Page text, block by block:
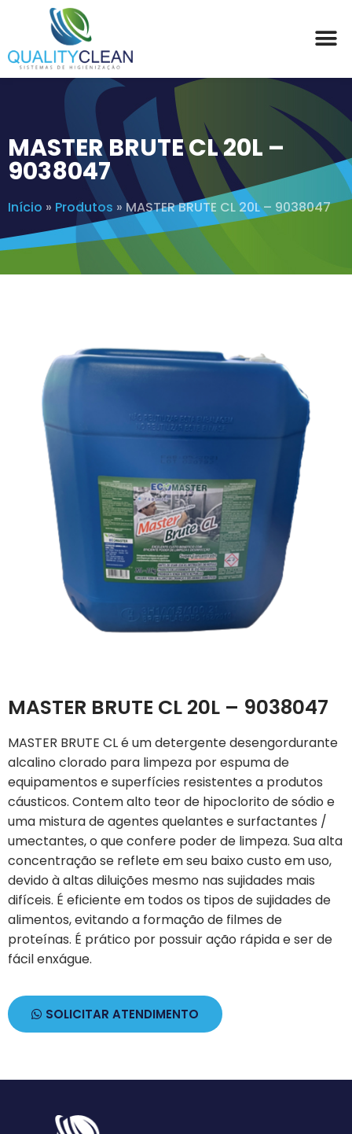
MASTER BRUTE CL 20L –
9038047
Início » Produtos » MASTER BRUTE CL 20L – 9038047
MASTER BRUTE CL 20L – 9038047
MASTER BRUTE CL é um detergente desengordurante
alcalino clorado para limpeza por espuma de
equipamentos e superfícies resistentes a produtos
cáusticos. Contem alto teor de hipoclorito de sódio e
uma mistura de agentes quelantes e surfactantes /
umectantes, o que confere poder de limpeza. Sua alta
concentração se reflete em seu baixo custo em uso,
devido à altas diluições mesmo nas sujidades mais
difíceis. É eficiente em todos os tipos de sujidades de
alimentos, evitando a formação de filmes de
proteínas. É prático por possuir ação rápida e ser de
fácil enxágue.
SOLICITAR ATENDIMENTO